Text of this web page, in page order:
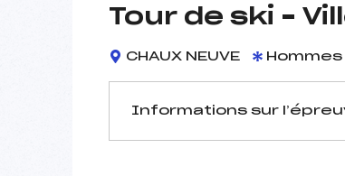
Tour de ski –
CHAUX NEUVE Hommes
Informations sur